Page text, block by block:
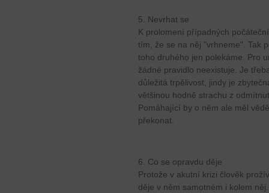
5. Nevrhat se
K prolomení případných
tím, že se na něj "vrhneme". Tak
toho druhého jen polekáme. Pro
žádné pravidlo neexistuje. Je
důležitá trpělivost, jindy je
většinou hodně strachu z
Pomáhající by o něm ale měl
překonat.
6. Co se opravdu děje
Protože v akutní krizi člověk
děje v něm samotném i kolem